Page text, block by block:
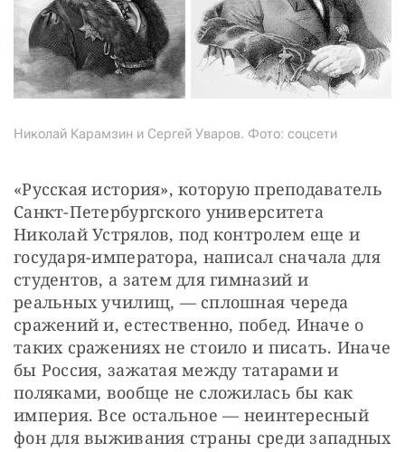
Николай Карамзин и Сергей Уваров. Фото: соцсети
«Русская история», которую преподаватель
Санкт-Петербургского университета
Николай Устрялов, под контролем еще и
государя-императора, написал сначала для
студентов, а затем для гимназий и
реальных училищ, — сплошная череда
сражений и, естественно, побед. Иначе о
таких сражениях не стоило и писать. Иначе
бы Россия, зажатая между татарами и
поляками, вообще не сложилась бы как
империя. Все остальное — неинтересный
фон для выживания страны среди западных